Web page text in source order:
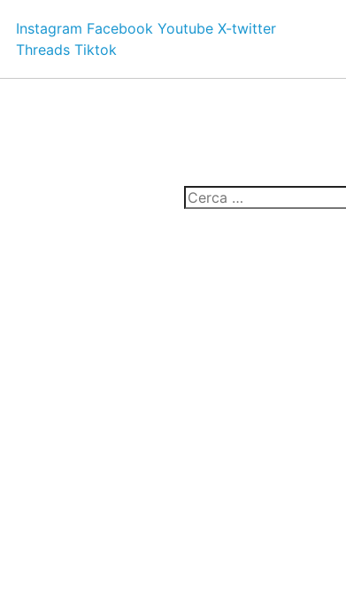
Instagram Facebook Youtube X-twitter
Threads Tiktok